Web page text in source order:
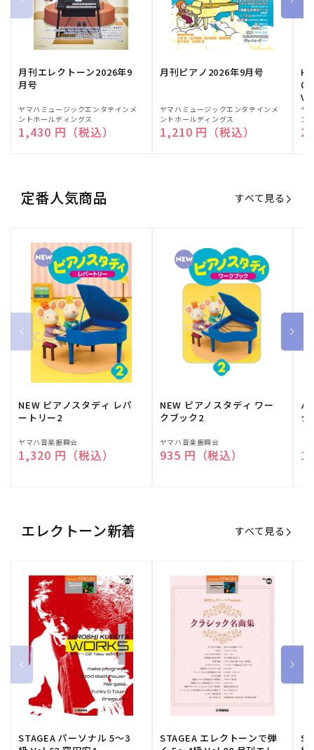
月刊エレクトーン2026年9
月号
販
売
元:
ヤマハミュージックエンタテインメ
ントホールディングス
通常価格
1,430 円（税込）
月刊ピアノ2026年9月号
販
売
元:
ヤマハミュージックエンタテインメ
ントホールディングス
通常価格
1,210 円（税込）
販
売
元:
ヤ
ン
定番人気商品 すべて見る
NEW ピアノスタディ レパ
ートリー2
販
売
ヤマハ音楽振興会
通常価格
1,320 円（税込）
NEW ピアノスタディ ワー
クブック2
販
売
ヤマハ音楽振興会
通常価格
935 円（税込）
バ
ク
売
エレクトーン新着 すべて見る
STAGEA パーソナル 5～3
STAGEA エレクトーンで弾